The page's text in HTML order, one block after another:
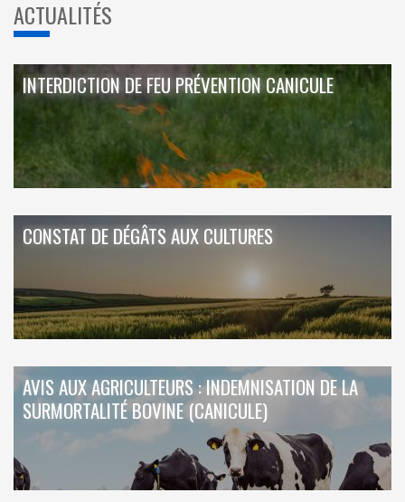
ACTUALITÉS
INTERDICTION DE FEU PRÉVENTION CANICULE
CONSTAT DE DÉGÂTS AUX CULTURES
AVIS AUX AGRICULTEURS : INDEMNISATION DE LA
SURMORTALITÉ BOVINE (CANICULE)